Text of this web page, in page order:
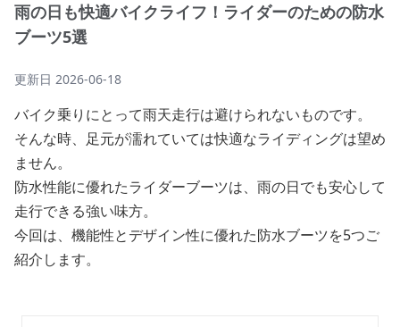
雨の日も快適バイクライフ！ライダーのための防水
ブーツ5選
更新日 2026-06-18
バイク乗りにとって雨天走行は避けられないものです。
そんな時、足元が濡れていては快適なライディングは望め
ません。
防水性能に優れたライダーブーツは、雨の日でも安心して
走行できる強い味方。
今回は、機能性とデザイン性に優れた防水ブーツを5つご
紹介します。